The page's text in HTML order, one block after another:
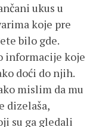
ukus u
koje pre
bilo gde.
informacije koje
doći do njih.
mislim da mu
dizelaša,
su ga gledali